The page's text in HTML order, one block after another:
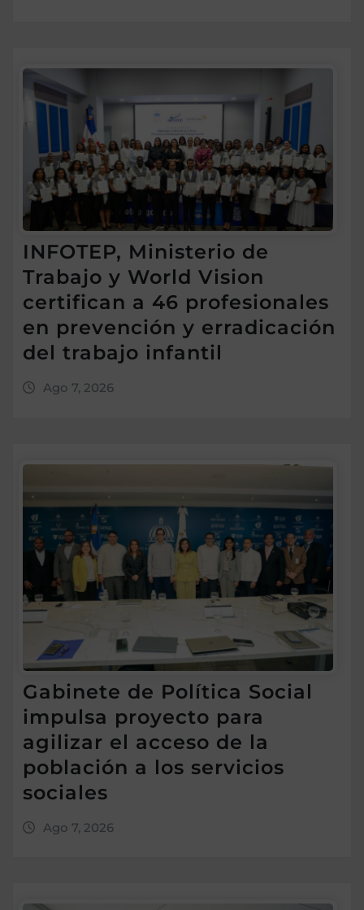
INFOTEP, Ministerio de
Trabajo y World Vision
certifican a 46 profesionales
en prevención y erradicación
del trabajo infantil
Ago 7, 2026
Gabinete de Política Social
impulsa proyecto para
agilizar el acceso de la
población a los servicios
sociales
Ago 7, 2026